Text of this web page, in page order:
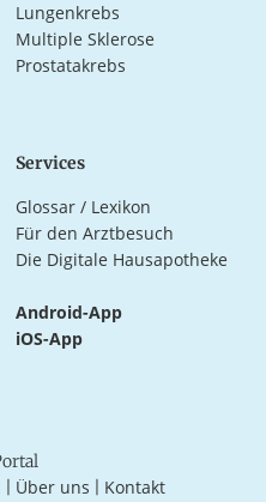
Lungenkrebs
Multiple Sklerose
Prostatakrebs
Services
Glossar / Lexikon
Für den Arztbesuch
Die Digitale Hausapotheke
Android-App
iOS-App
Über uns Kontakt